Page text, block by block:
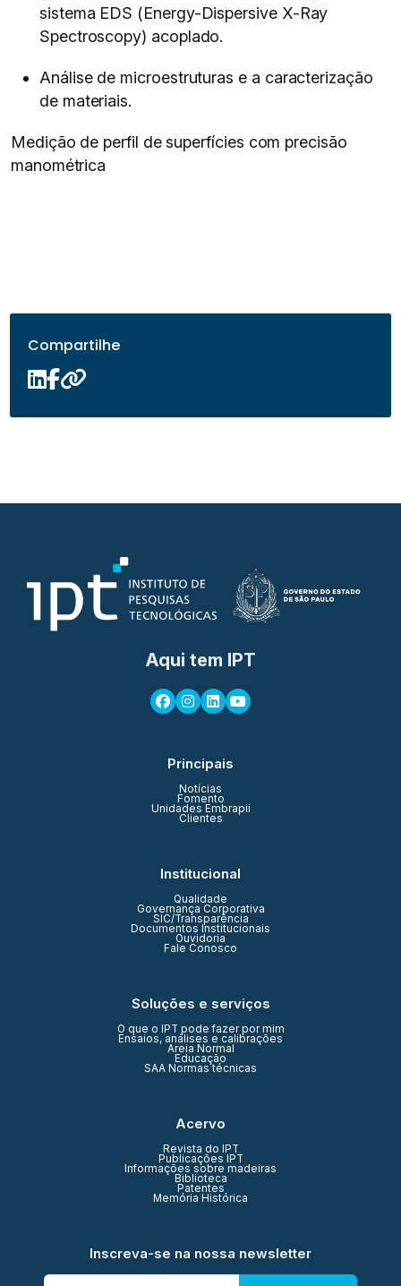
sistema EDS (Energy-Dispersive X-Ray
Spectroscopy) acoplado.
Análise de microestruturas e a caracterização
de materiais.
Medição de perfil de superfícies com precisão
manométrica
Compartilhe
Aqui tem IPT
Principais
Notícias
Fomento
Unidades Embrapii
Clientes
Institucional
Qualidade
Governança Corporativa
SIC/Transparência
Documentos Institucionais
Ouvidoria
Fale Conosco
Soluções e serviços
O que o IPT pode fazer por mim
Ensaios, análises e calibrações
Areia Normal
Educação
SAA Normas técnicas
Acervo
Revista do IPT
Publicações IPT
Informações sobre madeiras
Biblioteca
Patentes
Memória Histórica
Inscreva-se na nossa newsletter